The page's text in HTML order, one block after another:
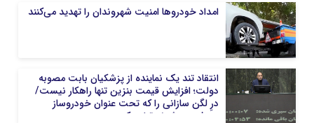
امداد خودروها امنیت شهروندان را تهدید می‌کنند
انتقاد تند یک نماینده از پزشکیان بابت مصوبه
دولت؛ افزایش قیمت بنزین تنها راهکار نیست/
درِ لگن سازانی را که تحت عنوان خودروساز
معرفی می‌شوند تخته کنید